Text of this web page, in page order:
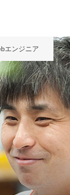
エンジニア